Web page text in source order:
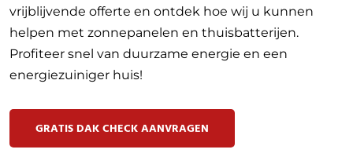
vrijblijvende offerte en ontdek hoe wij u kunnen
helpen met zonnepanelen en thuisbatterijen.
Profiteer snel van duurzame energie en een
energiezuiniger huis!
GRATIS DAK CHECK AANVRAGEN